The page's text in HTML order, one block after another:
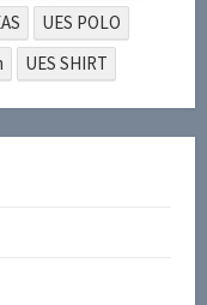
UES POLO
UES SHIRT